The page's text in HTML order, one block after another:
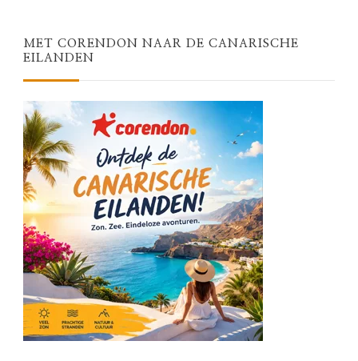
MET CORENDON NAAR DE CANARISCHE
EILANDEN